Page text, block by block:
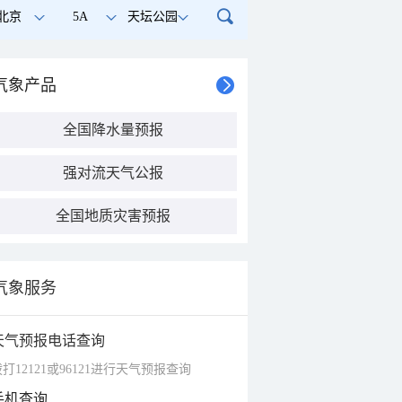
京 5A 天坛公园
象产品
全国降水量预报
强对流天气公报
全国地质灾害预报
象服务
气预报电话查询
打12121或96121进行天气预报查询
机查询